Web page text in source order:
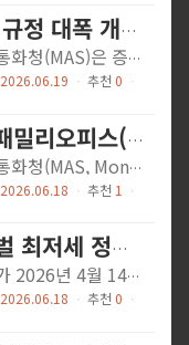
싱가포르 M&A 규정 대폭 개정…브레이크피 상한 1% 신설
핵심 요약싱가포르 통화청(MAS)은 증권산업위원회(SIC)의 자문을 받아 2026년 6월 16일 개정된 싱가포르 인수합병 코드(Code on Take-overs and Mergers)를 발표했습니다. 이번 개정은 인수합병 거래의 경쟁적 절차를 보호하고, 주주 및 투자자에 대한 공시를 강화하는 데 초점을 맞추고 있습니다. 개정안은 2026년 7월 16일부터 발효되며, 현재 진행 중이거나 계획 중인 거래에도 영향을 미칠 수 있어 사전 검토가 필요합니다.상세 내용① 딜 보호 조치(Deal Protection Measures) 강화기존 코드 Rule 13을 개정하여 인수합병 시 흔히 사용되는 딜 보호 조치의 반경쟁적 효과를 줄입니다. 핵심 변경 사항으로, 피인수 회사(offeree)가 인수자(offeror)에게 지급하는 브레이크피(break fee)의 총액을 피인수 회사 기업가치의 1% 이내로 상한을 설정했습니다. 또한 피인수 이사회와 재무 자문사는 브레이크피가 주주 이익에 부합하는 이유를 위원회에 서면으로 설명해야 합니다. 피인수 이사회가 인수자에게 부여하는 독점권(exclusivity)이 경쟁 입찰을 저해할 경우, 위원회는 시정 조치를 요구할 수 있습니다.② 주주 승인 후 스킴(Scheme of Arrangement) 신속 처리 의무화합병 방식의 일종인 스킴 오브 어레인지먼트(scheme of arrangement)와 관련하여, 공표 후 6개월 이내에 주주 승인 회의를 반드시 개최해야 합니다. 주주 승인 이후에는 인수자와 피인수 회사 모두 지체 없이 스킴이 효력을 발휘하도록 필요한 모든 절차를 이행해야 합니다.③ 인수자 공시 의무 강화'가격 인상 없음' 또는 '기간 연장 없음' 선언을 한 인수자는 원래 오퍼 종료 또는 실패 후 최소 3개월간, 혹은 경쟁 오퍼의 오퍼 기간 종료 시점 중 늦은 때까지 사실상 조건을 개선하는 후속 오퍼를...
2026.06.19 ㆍ 추천 0 ㆍ
싱가포르 단독 패밀리오피스(SFO) 개편 프레임워크, 2026년 6월 15일 시행
핵심 요약싱가포르 통화청(MAS, Monetary Authority of Singapore)은 단독 패밀리오피스(SFO, Single Family Office)에 대한 개편 프레임워크를 2026년 6월 15일부터 시행한다고 발표했습니다. 새 체계는 설립·운영 절차를 대폭 간소화하면서도 MAS의 모니터링 기능을 강화하는 방향으로 설계되었습니다. 요건을 충족하는 SFO는 별도의 라이선스 취득 없이 MAS에 운영 사실을 통보(Notification)하는 것만으로 면허 면제 혜택을 받을 수 있습니다. 기존 운영 중인 SFO에게는 2027년 6월 15일까지 1년간의 전환 유예기간이 부여됩니다.상세 내용구조 중립적(Structure-Agnostic) 설계로 진입 장벽 완화개편 프레임워크의 핵심은 SFO의 법인 구조에 관계없이 요건을 충족하면 일괄적으로 라이선스 면제(Class Exemption)를 적용한다는 점입니다. 기존에는 구조별로 다른 규정이 적용되어 복잡성이 높았으나, 이번 개편으로 구조 유형에 따른 차별적 적용이 사라졌습니다.간소화된 의무 요건요건을 충족하는 SFO가 이행해야 할 의무는 크게 세 가지로 정리됩니다. ① MAS에 운영 사실 통보, ② MAS 인가 은행(Licensed Bank)에 계좌 유지, ③ 운용자산 총액(AUM) 및 거래 은행명 등을 담은 연간 보고서(Annual Return) 제출이 전부입니다. 이를 통해 행정 부담을 최소화하면서도 투명성을 확보하는 균형을 추구합니다.업계 의견 반영 및 정책 완성 과정이번 개편은 MAS가 2024년 11월 발표한 공개 협의(Public Consultation) 결과 및 업계 의견에 대한 정책 회신(Policy Responses)을 토대로 확정되었습니다. MAS는 업계가 전반적으로 변경 사항을 환영했으며, 제출된 피드백을 최종 프레임워크에 반영했다고 밝혔습니다.기존 SFO를 위한 전환 유예기간현재 싱가포르에서 운영 중인 기존 SFO는 2027년 6월 15일까지 1년간의 전환 기간 동안 새 프레임워크를 준수하면 됩니다. 세부 사항은 MAS가...
2026.06.18 ㆍ 추천 1
ㆍ
싱가포르, 글로벌 최저세 정보교환 다자협정 서명 — 다국적기업 GIR 신고 부담 완화와 실무 유의점
핵심 요약 싱가포르가 2026년 4월 14일 글로벌 세원잠식 방지(GloBE) 정보교환에 관한 다자간 권한당국 협정(MCAA, Multilateral Competent Authority Agreement)에 서명했습니다.[1] 이번 서명으로 싱가포르는 글로벌 세원잠식 방지 정보보고서(GIR)를 한 곳에서 제출하고 이를 협정 상대국과 교환하는 중앙 신고(Central Filing) 체계에 참여할 기반을 마련했습니다. 다만 이 편익은 협정 서명만으로 즉시 발생하지 않습니다. 국가 간 정보교환이 실제로 이루어지려면 양국 사이의 활성화(상호 교환 명부 등재) 절차가 완료되어야 하며, 활성화 이후에도 소재지 구성기업은 매년 GIR 통보(Notification) 의무를 부담합니다. 본 자료는 서명의 의미와 함께 실무상 유의점을 정리합니다. 상세 내용 GIR 제출 의무란? OECD/G20이 주도하는 필라2 글로벌 최저세(최저 실효세율 15%) 규정에 따라, 적용 대상 다국적기업 그룹의 각 구성기업은 원칙적으로 자신이 소재한 국가의 세무당국에 GIR을 제출해야 합니다. 이 방식을 그대로 따르면 동일한 보고서를 여러 국가에 중복 제출하는 부담이 발생합니다. 이를 완화하기 위해 OECD는 두 가지 제출 경로를 두고 있습니다. 두 가지 제출 경로 — 직접 제출과 중앙 신고·통보 직접 제출(Local filing): 각 구성기업이 소재지 세무당국에 GIR 전체를 직접 제출하는 방식으로, 정보교환이 활성화되기 전의 기본값입니다.[2] 중앙 신고(Central Filing) + 통보(Notification): 최종모기업 등이 자국(예: 싱가포르)에 GIR을 한 번 제출하고, 해당 세무당국이 협정 상대국과 정보를 교환하는 방식입니다. 이 경우 소재지 구성기업은 GIR 전체를 다시 제출하는 대신, 자신의 신원·최종모기업 정보를 담은 GIR 통보를 소재지 세무당국에 제출합니다. 즉 중앙 신고가 적용되어도 소재지 구성기업의 의무가 완전히...
2026.06.18 ㆍ 추천 0 ㆍ